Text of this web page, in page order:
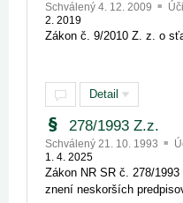
Schválený 4. 12. 2009
2. 2019
Zákon č. 9/2010 Z. z. o
Detail
278/1993 Z.z.
Schválený 21. 10. 1993
1. 4. 2025
Zákon NR SR č. 278/
znení neskorších